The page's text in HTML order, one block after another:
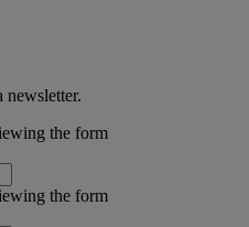
newsletter.
the form
the form